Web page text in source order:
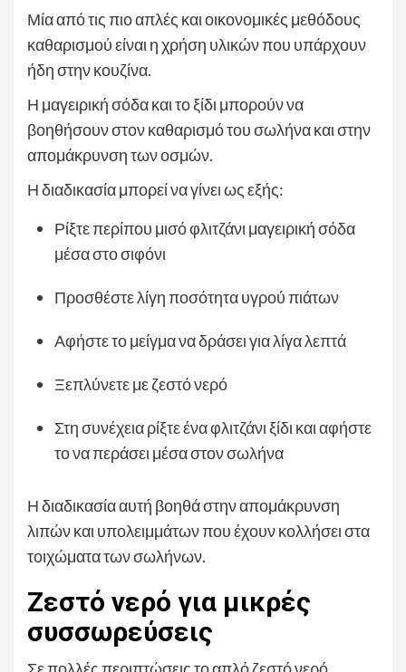
Μία από τις πιο απλές και οικονομικές μεθόδους
καθαρισμού είναι η χρήση υλικών που υπάρχουν
ήδη στην κουζίνα.
Η μαγειρική σόδα και το ξίδι μπορούν να
βοηθήσουν στον καθαρισμό του σωλήνα και στην
απομάκρυνση των οσμών.
Η διαδικασία μπορεί να γίνει ως εξής:
Ρίξτε περίπου μισό φλιτζάνι μαγειρική σόδα
μέσα στο σιφόνι
Προσθέστε λίγη ποσότητα υγρού πιάτων
Αφήστε το μείγμα να δράσει για λίγα λεπτά
Ξεπλύνετε με ζεστό νερό
Στη συνέχεια ρίξτε ένα φλιτζάνι ξίδι και αφήστε
το να περάσει μέσα στον σωλήνα
Η διαδικασία αυτή βοηθά στην απομάκρυνση
λιπών και υπολειμμάτων που έχουν κολλήσει στα
τοιχώματα των σωλήνων.
Ζεστό νερό για μικρές
συσσωρεύσεις